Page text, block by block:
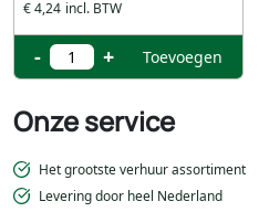
Onze service
Het grootste verhuur assortiment
Levering door heel Nederland
€ 4,24
- + Toevoegen